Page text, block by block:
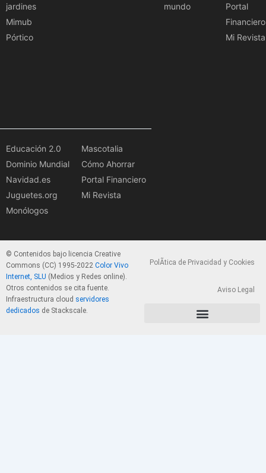
jardines
Mimub
Pórtico
mundo
Portal
Financiero
Mi Revista
Educación 2.0
Dominio Mundial
Navidad.es
Juguetes.org
Monólogos
Mascotalia
Cómo Ahorrar
Portal Financiero
Mi Revista
© Contenidos bajo licencia Creative
Commons (CC) 1995-2022 Color Vivo
Internet, SLU (Medios y Redes online).
Otros contenidos se cita fuente.
Infraestructura cloud servidores
dedicados de Stackscale.
PolÃ­tica de Privacidad y Cookies
Aviso Legal